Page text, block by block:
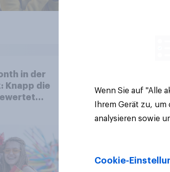
in der
Knapp die
Wenn Sie auf "Alle
Ihrem Gerät zu,
analysieren sowie
Cookie-